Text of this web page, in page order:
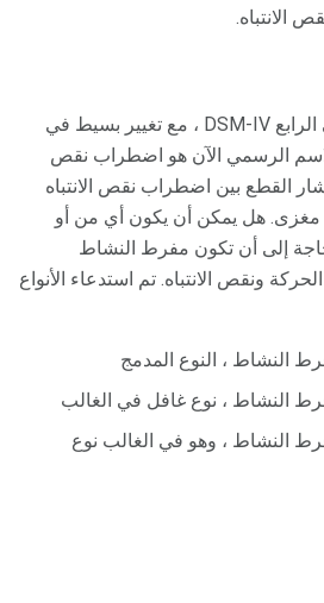
الانتباه.
تم نشر الدليل التشخيصي الرابع DSM-IV ، مع تغيير بسيط في
الرسمي الآن هو اضطراب نقص
القطع بين اضطراب نقص الانتباه
هل يمكن أن يكون أي من أو
إلى أن تكون مفرط النشاط
ونقص الانتباه. تم استدعاء الأنواع
النشاط ، النوع المدمج
النشاط ، نوع غافل في الغالب
النشاط ، وهو في الغالب نوع